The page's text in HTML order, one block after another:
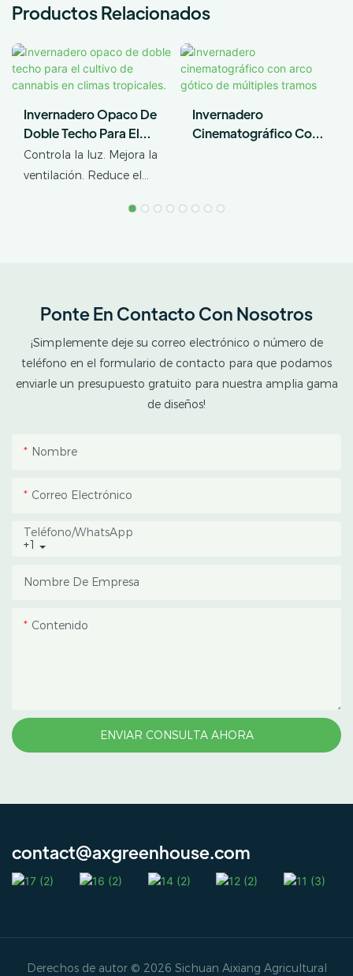
Productos Relacionados
Invernadero Opaco De
Doble Techo Para El
Cultivo De Cannabis En
Climas Tropicales.
Controla la luz. Mejora la
ventilación. Reduce el
GREENHOUSE ofrece
cultivo de cannabis en
climas tropicales y
subtropicales. Este
invernadero combina
gestionar el fotoperiodo,
reducir la acumulación
de calor y proteger los
intensas y la luz solar
Invernadero
Cinematográfico Con
Ponte En Contacto Con Nosotros
¡Simplemente deje su correo electrónico o número de
teléfono en el formulario de contacto para que podamos
enviarle un presupuesto gratuito para nuestra amplia gama
de diseños!
Nombre
Correo Electrónico
+1
Teléfono/WhatsApp
Nombre De Empresa
Contenido
ENVIAR CONSULTA AHORA
contact@axgreenhouse.com
Derechos de autor © 2026 Sichuan Aixiang Agricultural